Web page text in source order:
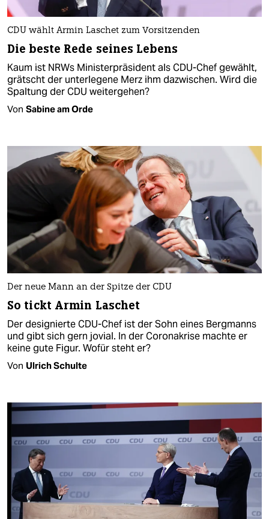
CDU wählt Armin Laschet zum Vorsitzenden
Die beste Rede seines Lebens
Kaum ist NRWs Ministerpräsident als CDU-Chef gewählt,
grätscht der unterlegene Merz ihm dazwischen. Wird die
Spaltung der CDU weitergehen?
Von Sabine am Orde
Der neue Mann an der Spitze der CDU
So tickt Armin Laschet
Der designierte CDU-Chef ist der Sohn eines Bergmanns
und gibt sich gern jovial. In der Coronakrise machte er
keine gute Figur. Wofür steht er?
Von Ulrich Schulte